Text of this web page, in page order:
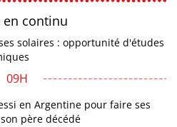
continu
solaires : opportunité d'études
09H
en Argentine pour faire ses
père décédé